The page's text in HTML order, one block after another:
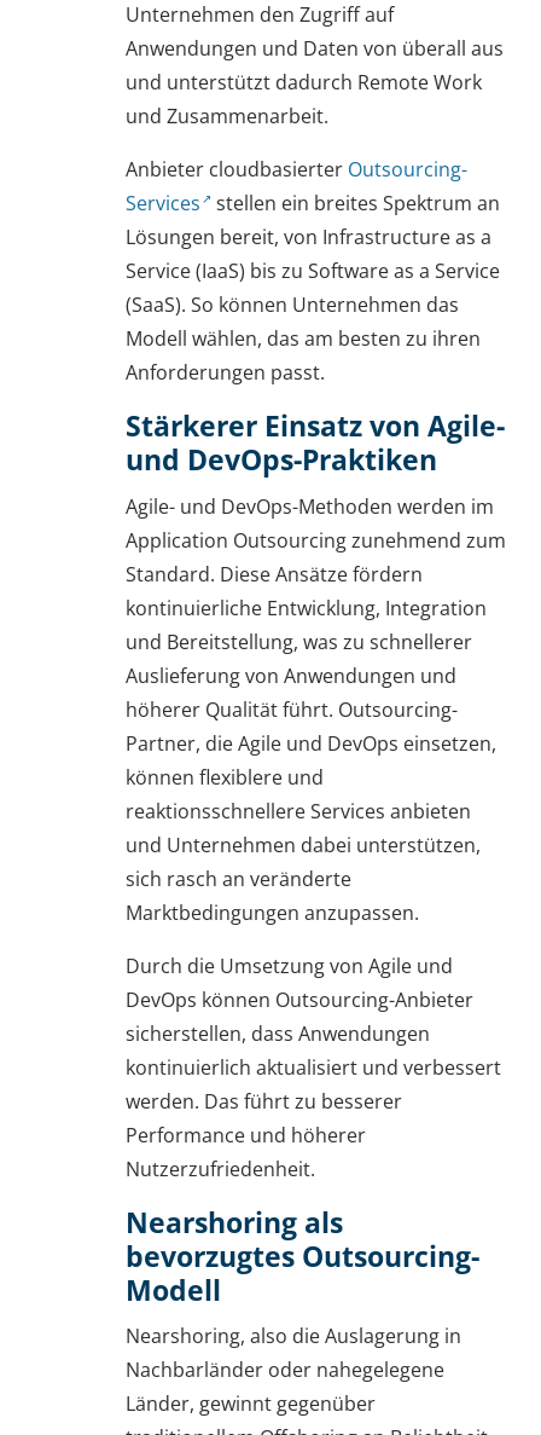
Unternehmen den Zugriff auf
Anwendungen und Daten von überall aus
und unterstützt dadurch Remote Work
und Zusammenarbeit.
Anbieter cloudbasierter Outsourcing-
Services
stellen ein breites Spektrum an
Lösungen bereit, von Infrastructure as a
Service (IaaS) bis zu Software as a Service
(SaaS). So können Unternehmen das
Modell wählen, das am besten zu ihren
Anforderungen passt.
Stärkerer Einsatz von Agile-
und DevOps-Praktiken
Agile- und DevOps-Methoden werden im
Application Outsourcing zunehmend zum
Standard. Diese Ansätze fördern
kontinuierliche Entwicklung, Integration
und Bereitstellung, was zu schnellerer
Auslieferung von Anwendungen und
höherer Qualität führt. Outsourcing-
Partner, die Agile und DevOps einsetzen,
können flexiblere und
reaktionsschnellere Services anbieten
und Unternehmen dabei unterstützen,
sich rasch an veränderte
Marktbedingungen anzupassen.
Durch die Umsetzung von Agile und
DevOps können Outsourcing-Anbieter
sicherstellen, dass Anwendungen
kontinuierlich aktualisiert und verbessert
werden. Das führt zu besserer
Performance und höherer
Nutzerzufriedenheit.
Nearshoring als
bevorzugtes Outsourcing-
Modell
Nearshoring, also die Auslagerung in
Nachbarländer oder nahegelegene
Länder, gewinnt gegenüber